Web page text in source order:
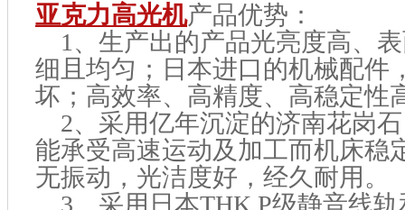
亚克力高光机产品优势：
1、生产出的产品光亮度高、
细且均匀；日本进口的机械配件
坏；高效率、高精度、高稳定性
2、采用亿年沉淀的济南花岗
能承受高速运动及加工而机床稳
无振动，光洁度好，经久耐用。